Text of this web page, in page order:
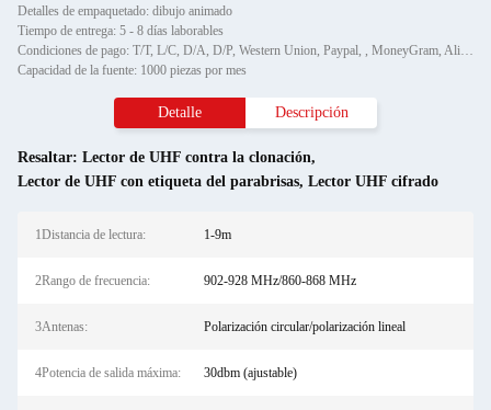
Detalles de empaquetado: dibujo animado
Tiempo de entrega: 5 - 8 días laborables
Condiciones de pago: T/T, L/C, D/A, D/P, Western Union, Paypal, , MoneyGram, Alipay
Capacidad de la fuente: 1000 piezas por mes
Detalle Descripción
Resaltar: Lector de UHF contra la clonación,
Lector de UHF con etiqueta del parabrisas, Lector UHF cifrado
1Distancia de lectura: 1-9m
2Rango de frecuencia: 902-928 MHz/860-868 MHz
3Antenas: Polarización circular/polarización lineal
4Potencia de salida máxima: 30dbm (ajustable)